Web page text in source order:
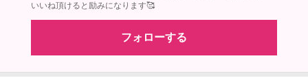
いいね頂けると励みになります🥰
フォローする